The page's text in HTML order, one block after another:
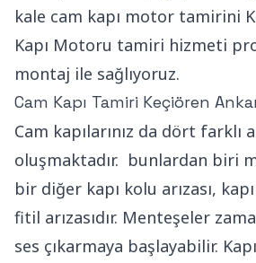
kale cam kapı motor tamirini
Kapı Motoru tamiri hizmeti
montaj ile sağlıyoruz.
Cam Kapı Tamiri Keçiören
Cam kapılarınız da dört farklı
oluşmaktadır. bunlardan biri
bir diğer kapı kolu arızası,
fitil arızasıdır. Menteşeler
ses çıkarmaya başlayabilir.